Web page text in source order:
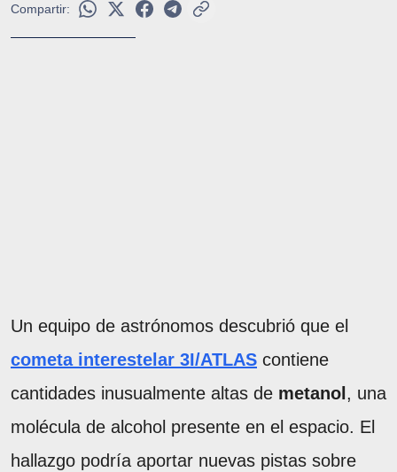
Compartir:
Un equipo de astrónomos descubrió que el
cometa interestelar 3I/ATLAS contiene
cantidades inusualmente altas de metanol, una
molécula de alcohol presente en el espacio. El
hallazgo podría aportar nuevas pistas sobre